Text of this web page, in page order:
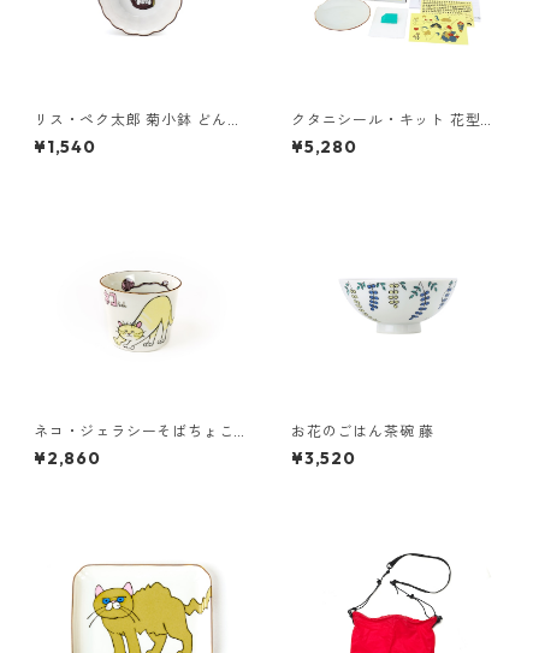
リス・ペク太郎 菊小鉢 どんぐ
り（ピンク）
¥1,540
クタニシール・キット 花型皿
恵比寿シールキット
¥5,280
ネコ・ジェラシーそばちょこ
クリーム
¥2,860
お花のごはん茶碗 藤
¥3,520